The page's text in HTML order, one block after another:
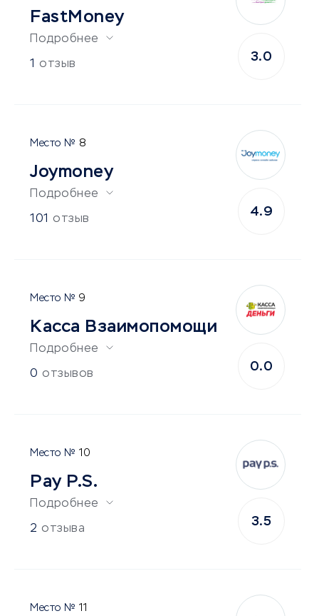
FastMoney
Подробнее
1 отзыв
3.0
8
Joymoney
Подробнее
101 отзыв
4.9
9
Касса Взаимопомощи
Подробнее
0 отзывов
0.0
10
Pay P.S.
Подробнее
2 отзыва
3.5
11